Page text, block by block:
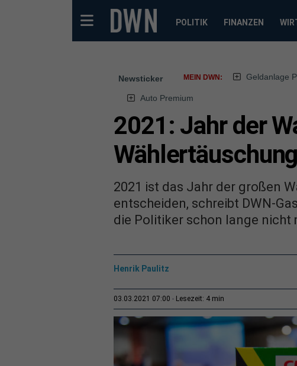
POLITIK FINANZEN
Newsticker MEIN DWN: Geldanlage
Auto Premium
2021: Jahr der
2021 ist das Jahr der großen
entscheiden, schreibt DWN-
die Politiker schon lange nicht
Henrik Paulitz
03.03.2021 07:00 Lesezeit: 4 min